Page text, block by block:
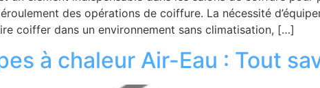
des opérations de coiffure. La nécessité
coiffer dans un environnement sans climatisation, […]
à chaleur Air-Eau : Tout